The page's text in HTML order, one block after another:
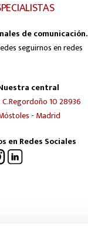
de comunicación.
seguirnos en redes
central
C.Regordoño 10 28936
- Madrid
en Redes Sociales